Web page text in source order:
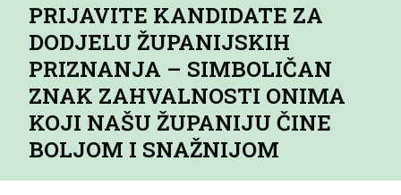
PRIJAVITE KANDIDATE ZA
DODJELU ŽUPANIJSKIH
PRIZNANJA – SIMBOLIČAN
ZNAK ZAHVALNOSTI ONIMA
KOJI NAŠU ŽUPANIJU ČINE
BOLJOM I SNAŽNIJOM